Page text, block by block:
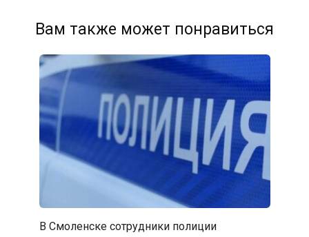
Вам также может понравиться
В Смоленске сотрудники полиции